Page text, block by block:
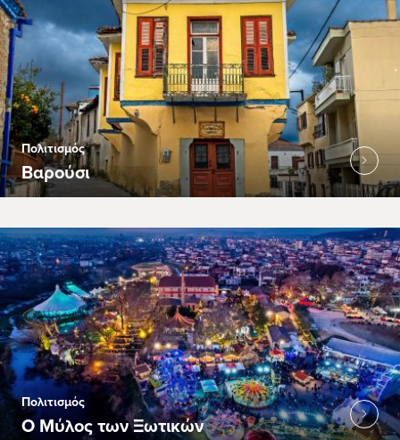
Πολιτισμός
Βαρούσι
Πολιτισμός
Ο Μύλος των Ξωτικών